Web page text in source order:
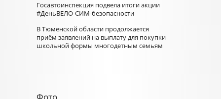
Госавтоинспекция подвела итоги акции
#ДеньВЕЛО-СИМ-безопасности
В Тюменской области продолжается
приём заявлений на выплату для покупки
школьной формы многодетным семьям